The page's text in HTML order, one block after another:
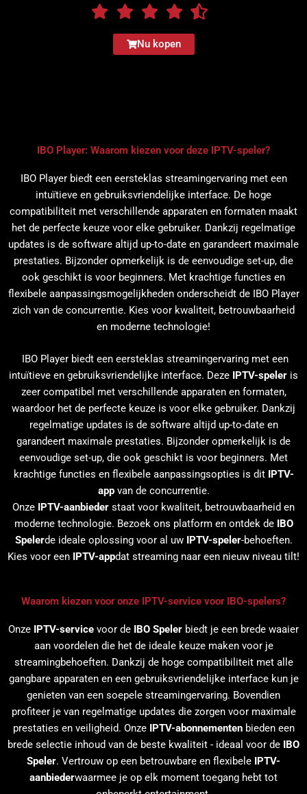
Nu kopen
IBO Player: Waarom kiezen voor deze IPTV-speler?
IBO Player biedt een eersteklas streamingervaring met een
intuïtieve en gebruiksvriendelijke interface. De hoge
compatibiliteit met verschillende apparaten en formaten maakt
het de perfecte keuze voor elke gebruiker. Dankzij regelmatige
updates is de software altijd up-to-date en garandeert maximale
prestaties. Bijzonder opmerkelijk is de eenvoudige set-up, die
ook geschikt is voor beginners. Met krachtige functies en
flexibele aanpassingsmogelijkheden onderscheidt de IBO Player
zich van de concurrentie. Kies voor kwaliteit, betrouwbaarheid
en moderne technologie!
IBO Player biedt een eersteklas streamingervaring met een
intuïtieve en gebruiksvriendelijke interface. Deze IPTV-speler is
zeer compatibel met verschillende apparaten en formaten,
waardoor het de perfecte keuze is voor elke gebruiker. Dankzij
regelmatige updates is de software altijd up-to-date en
garandeert maximale prestaties. Bijzonder opmerkelijk is de
eenvoudige set-up, die ook geschikt is voor beginners. Met
krachtige functies en flexibele aanpassingsopties is dit IPTV-
appvan de concurrentie.
Onze IPTV-aanbieder staat voor kwaliteit, betrouwbaarheid en
moderne technologie. Bezoek ons platform en ontdek de IBO
Spelerde ideale oplossing voor al uw IPTV-speler-behoeften.
Kies voor een IPTV-appdat streaming naar een nieuw niveau tilt!
Waarom kiezen voor onze IPTV-service voor IBO-spelers?
Onze IPTV-service voor de IBO Speler biedt je een brede waaier
aan voordelen die het de ideale keuze maken voor je
streamingbehoeften. Dankzij de hoge compatibiliteit met alle
gangbare apparaten en een gebruiksvriendelijke interface kun je
genieten van een soepele streamingervaring. Bovendien
profiteer je van regelmatige updates die zorgen voor maximale
prestaties en veiligheid. Onze IPTV-abonnementenbieden een
brede selectie inhoud van de beste kwaliteit - ideaal voor de IBO
Speler. Vertrouw op een betrouwbare en flexibele IPTV-
aanbiederwaarmee je op elk moment toegang hebt tot